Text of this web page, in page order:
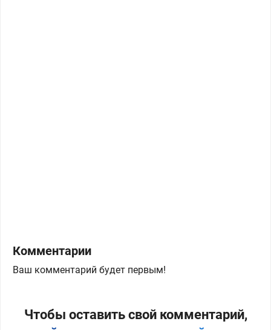
Комментарии
Ваш комментарий будет первым!
Чтобы оставить свой комментарий,